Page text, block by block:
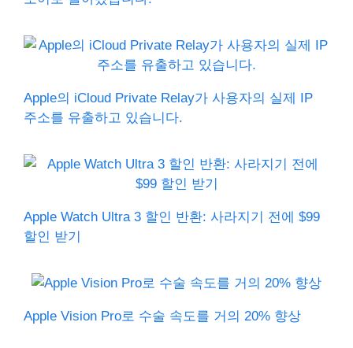
Apple의 iCloud Private Relay가 사용자의 실제 IP
주소를 유출하고 있습니다.
Apple Watch Ultra 3 할인 반환: 사라지기 전에 $99
할인 받기
Apple Vision Pro로 수술 속도를 거의 20% 향상